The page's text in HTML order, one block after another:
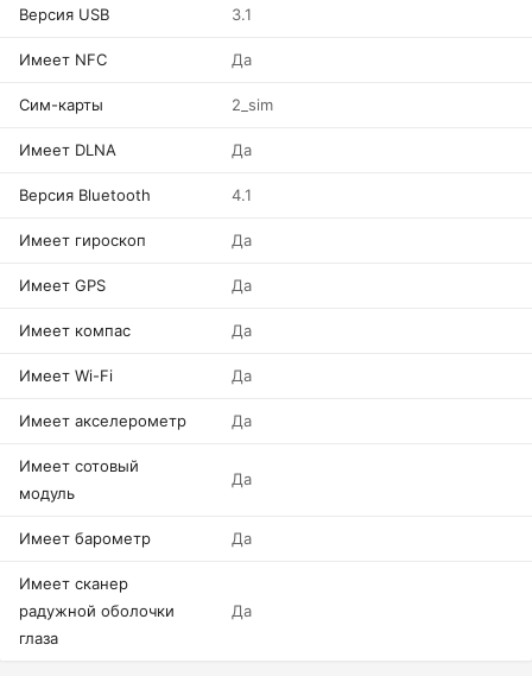
Версия USB 3.1
Имеет NFC Да
Сим-карты 2_sim
Имеет DLNA Да
Версия Bluetooth 4.1
Имеет гироскоп Да
Имеет GPS Да
Имеет компас Да
Имеет Wi-Fi Да
Имеет акселерометр Да
Имеет сотовый
модуль
Да
Имеет барометр Да
Имеет сканер
радужной оболочки
глаза
Да